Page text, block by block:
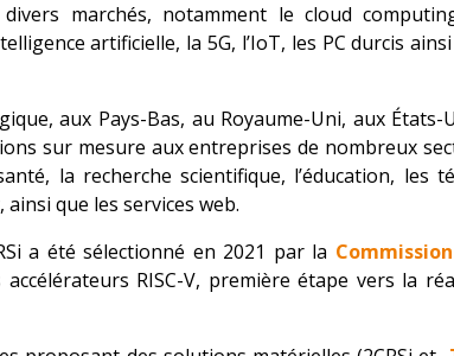
marchés, notamment le cloud
artificielle, la 5G, l’IoT, les PC durcis
aux Pays-Bas, au Royaume-Uni, aux États-
sur mesure aux entreprises de nombreux
la recherche scientifique, l’éducation, les
que les services web.
a été sélectionné en 2021 par la
RISC-V, première étape vers la